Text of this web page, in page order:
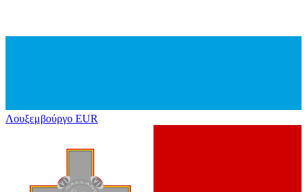
Λουξεμβούργο EUR